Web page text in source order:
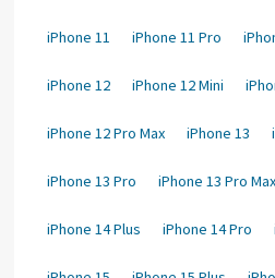
iPhone 11 iPhone 11 Pro
iPhone 12 iPhone 12 Mini
iPhone 12 Pro Max iPhone 13
iPhone 13 Pro iPhone 13 Pro Max
iPhone 14 Plus iPhone 14 Pro